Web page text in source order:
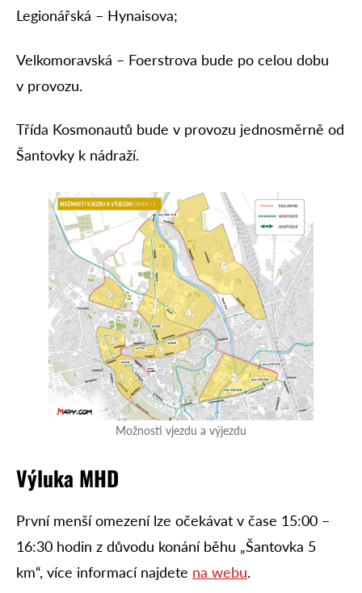
Legionářská – Hynaisova;
Velkomoravská – Foerstrova bude po celou dobu
v provozu.
Třída Kosmonautů bude v provozu jednosměrně od
Šantovky k nádraží.
Možnosti vjezdu a výjezdu
Výluka MHD
První menší omezení lze očekávat v čase 15:00 –
16:30 hodin z důvodu konání běhu „Šantovka 5
km“, více informací najdete na webu.